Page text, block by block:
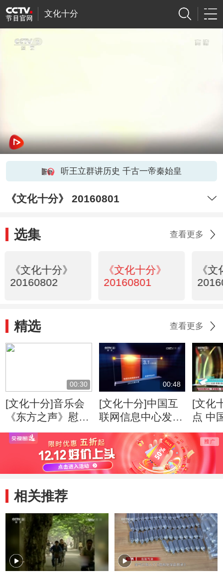
文化十分
听王立群讲历史 千古一帝秦始皇
《文化十分》 20160801
选集 查看更多
《文化十分》
20160802
《文化十分》
20160801
《
精选 查看更多
00:30
[文化十分]音乐会
《东方之声》慰问
演出走进龙岩
00:48
[文化十分]中国互
联网信息中心发布
报告：网民达7.10
亿 手机用户超
92%
[文化
点 中
微电
礼在
相关推荐